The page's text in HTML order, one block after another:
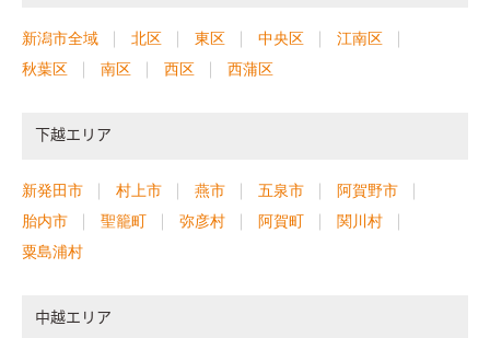
新潟市全域 北区 東区 中央区
江南区
秋葉区
南区 西区 西蒲区
下越エリア
新発田市 村上市 燕市 五泉市
阿賀野市
胎内市
聖籠町 弥彦村 阿賀町
関川村
粟島浦村
中越エリア